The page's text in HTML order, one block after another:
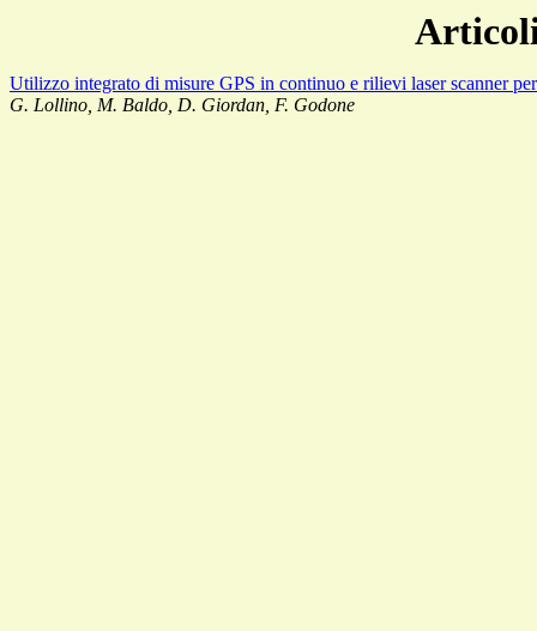
Utilizzo integrato di misure GPS in continuo e rilievi laser scanner
G. Lollino, M. Baldo, D. Giordan, F. Godone